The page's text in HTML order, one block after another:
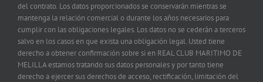
del contrato. Los datos proporcionados se conservarán mientras se
mantenga la relación comercial o durante los años necesarios para
cumplir con las obligaciones legales. Los datos no se cederán a terceros
salvo en los casos en que exista una obligación legal. Usted tiene
derecho a obtener confirmación sobre si en REAL CLUB MARITIMO DE
MELILLA estamos tratando sus datos personales y por tanto tiene
derecho a ejercer sus derechos de acceso, rectificación, limitación del